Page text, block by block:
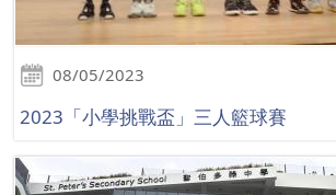
08/05/2023
2023「小學挑戰盃」三人籃球賽